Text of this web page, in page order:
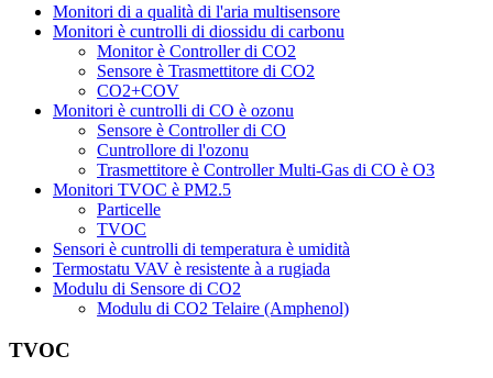
Monitori di a qualità di l'aria multisensore
Monitori è cuntrolli di diossidu di carbonu
Monitor è Controller di CO2
Sensore è Trasmettitore di CO2
CO2+COV
Monitori è cuntrolli di CO è ozonu
Sensore è Controller di CO
Cuntrollore di l'ozonu
Trasmettitore è Controller Multi-Gas di CO è O3
Monitori TVOC è PM2.5
Particelle
TVOC
Sensori è cuntrolli di temperatura è umidità
Termostatu VAV è resistente à a rugiada
Modulu di Sensore di CO2
Modulu di CO2 Telaire (Amphenol)
TVOC